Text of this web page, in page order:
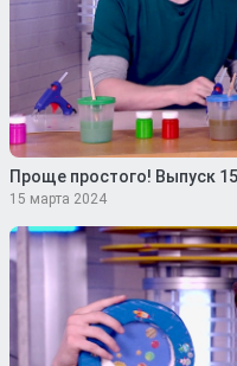
Проще простого! Выпуск
15 марта 2024